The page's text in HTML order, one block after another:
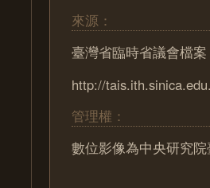
來源：
臺灣省臨時省議會檔
http://
管理權：
數位影像為中央研究